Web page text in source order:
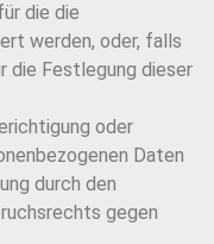
die die
werden, oder, falls
die Festlegung dieser
oder
Daten
durch den
gegen